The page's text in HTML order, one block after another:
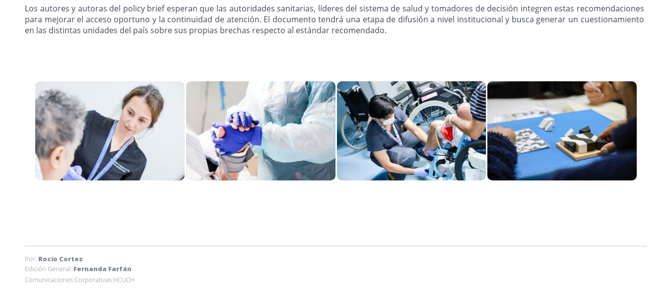
Los autores y autoras del policy brief esperan que las autoridades sanitarias, líderes del sistema de salud y tomadores de decisión integren estas recomendaciones
para mejorar el acceso oportuno y la continuidad de atención. El documento tendrá una etapa de difusión a nivel institucional y busca generar un cuestionamiento
en las distintas unidades del país sobre sus propias brechas respecto al estándar recomendado.
Por: Rocío Cortez
Edición General: Fernanda Farfán
Comunicaciones Corporativas HCUCH